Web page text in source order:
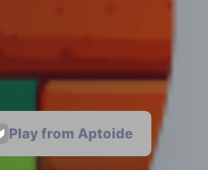
Play from Aptoide